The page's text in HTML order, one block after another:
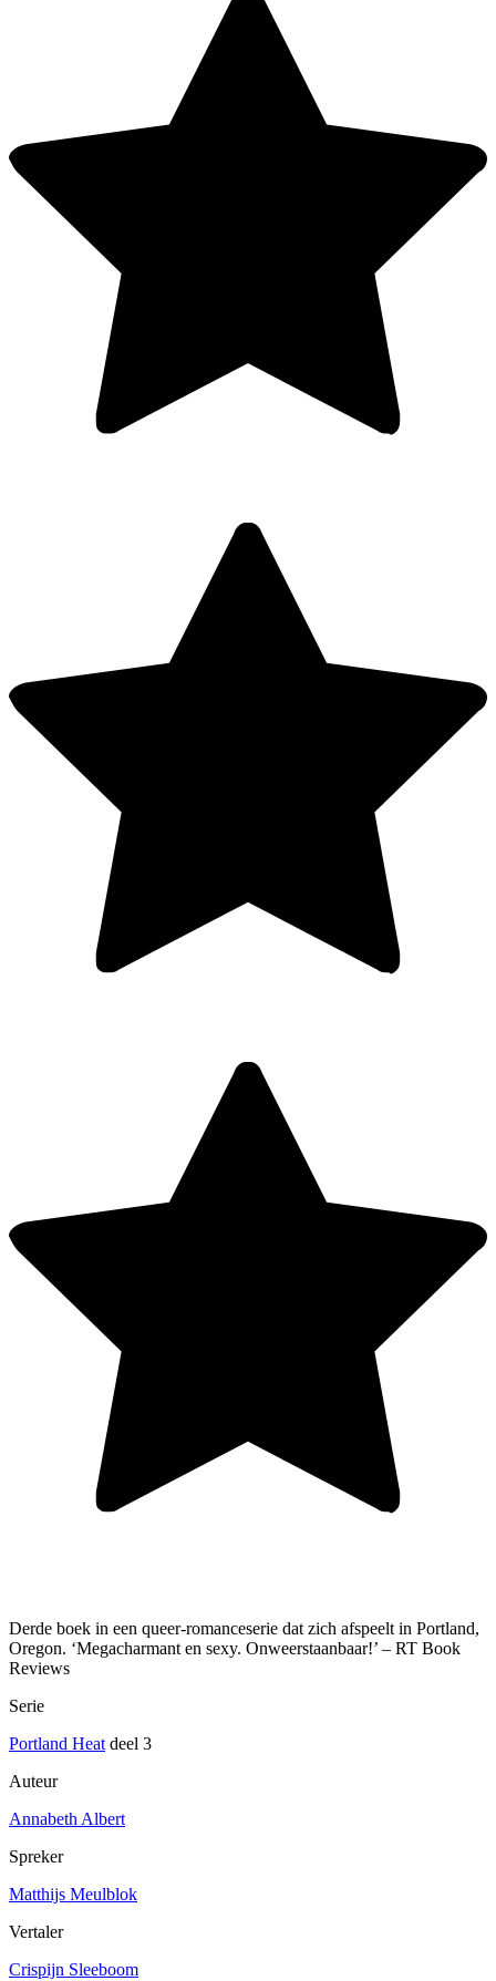
Derde boek in een queer-romanceserie dat zich afspeelt in Portland,
Oregon. ‘Megacharmant en sexy. Onweerstaanbaar!’ – RT Book
Reviews
Serie
Portland Heat deel 3
Auteur
Annabeth Albert
Spreker
Matthijs Meulblok
Vertaler
Crispijn Sleeboom